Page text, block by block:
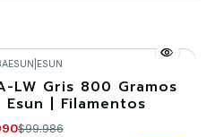
ESUN
LW Gris 800 Gramos
| Filamentos
$99.986